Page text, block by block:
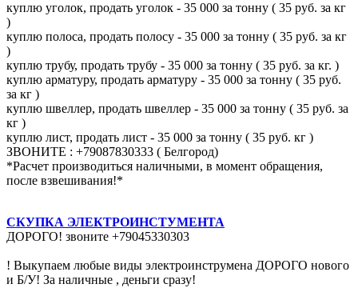
куплю уголок, продать уголок - 35 000 за тонну ( 35 руб. за кг
)
куплю полоса, продать полосу - 35 000 за тонну ( 35 руб. за кг
)
куплю трубу, продать трубу - 35 000 за тонну ( 35 руб. за кг. )
куплю арматуру, продать арматуру - 35 000 за тонну ( 35 руб.
за кг )
куплю швеллер, продать швеллер - 35 000 за тонну ( 35 руб. за
кг )
куплю лист, продать лист - 35 000 за тонну ( 35 руб. кг )
ЗВОНИТЕ : +79087830333 ( Белгород)
*Расчет производиться наличными, в момент обращения,
после взвешивания!*
СКУПКА ЭЛЕКТРОИНСТУМЕНТА
ДОРОГО! звоните +79045330303
! Выкупаем любые виды электроинструмена ДОРОГО нового
и Б/У! За наличные , деньги сразу!